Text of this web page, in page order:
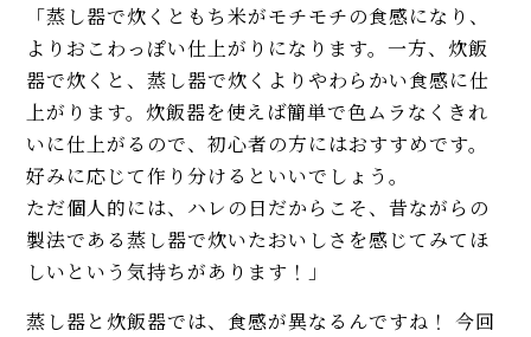
「蒸し器で炊くともち米がモチモチの食感になり、
よりおこわっぽい仕上がりになります。一方、炊飯
器で炊くと、蒸し器で炊くよりやわらかい食感に仕
上がります。炊飯器を使えば簡単で色ムラなくきれ
いに仕上がるので、初心者の方にはおすすめです。
好みに応じて作り分けるといいでしょう。
ただ個人的には、ハレの日だからこそ、昔ながらの
製法である蒸し器で炊いたおいしさを感じてみてほ
しいという気持ちがあります！」
蒸し器と炊飯器では、食感が異なるんですね！ 今回